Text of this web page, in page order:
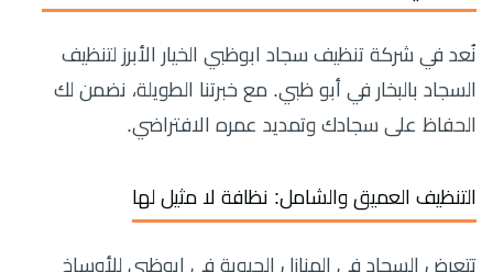
نُعد في شركة تنظيف سجاد ابوظبي الخيار الأبرز لتنظيف
السجاد بالبخار في أبو ظبي. مع خبرتنا الطويلة، نضمن لك
الحفاظ على سجادك وتمديد عمره الافتراضي.
التنظيف العميق والشامل: نظافة لا مثيل لها
تتعرض السجاد في المنازل الحيوية في ابوظبي للأوساخ